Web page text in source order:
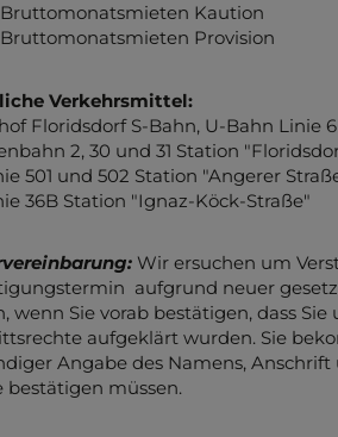
Kaution
Provision
Verkehrsmittel:
Floridsdorf S-Bahn, U-Bahn Linie 6
2, 30 und 31 Station
501 und 502 Station "Angerer
36B Station "Ignaz-Köck-Straße"
Wir ersuchen um
aufgrund neuer
wenn Sie vorab bestätigen, dass
aufgeklärt wurden. Sie
Angabe des Namens,
bestätigen müssen.